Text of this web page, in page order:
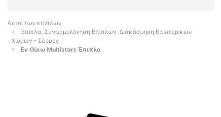
Αετοί των επίπλων
Έπιπλα, Συναρμολόγηση Επίπλων, Διακόσμηση Εσωτερικών
Χώρων - Σέρρες
Εν Οίκω Multistore Έπιπλα